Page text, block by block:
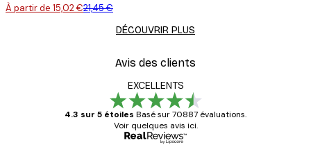
À partir de 15,02 €21,45 €
DÉCOUVRIR PLUS
Avis des clients
EXCELLENTS
4.3 sur 5 étoiles Basé sur 70887 évaluations.
Voir quelques avis ici.